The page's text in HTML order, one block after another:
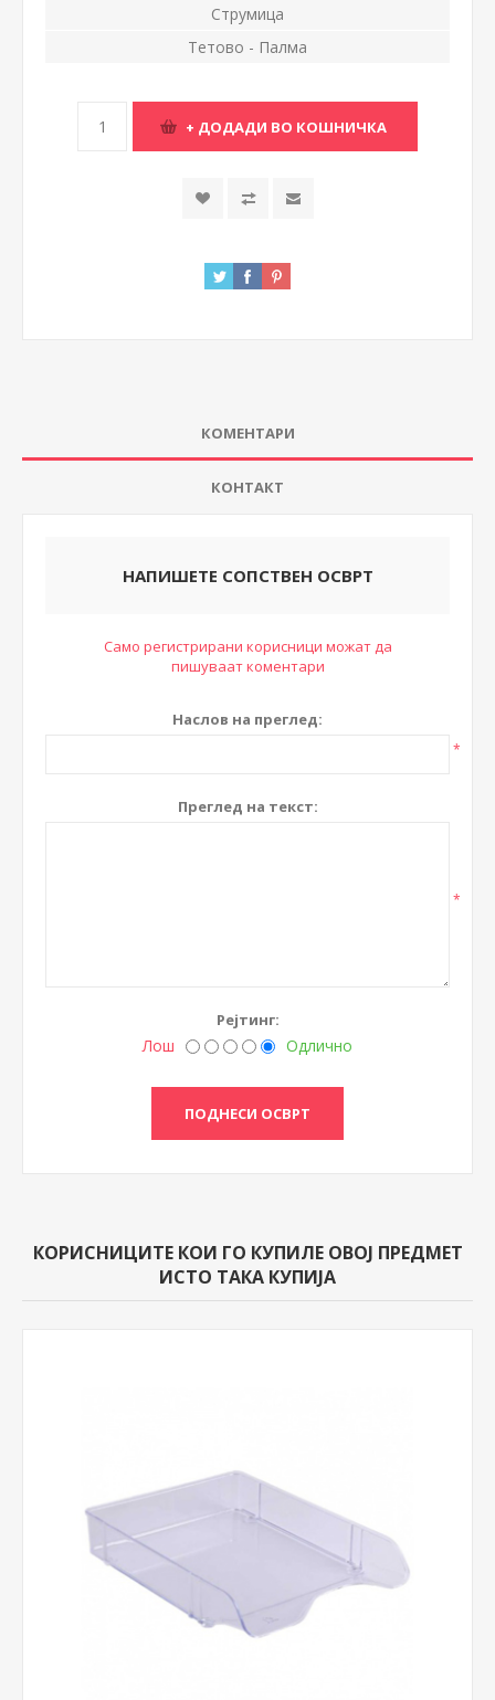
Струмица
Тетово - Палма
КОМЕНТАРИ
КОНТАКТ
НАПИШЕТЕ СОПСТВЕН ОСВРТ
Само регистрирани корисници можат да
пишуваат коментари
Наслов на преглед:
*
Преглед на текст:
*
Рејтинг:
Лош Одлично
КОРИСНИЦИТЕ КОИ ГО КУПИЛЕ ОВОЈ ПРЕДМЕТ
ИСТО ТАКА КУПИЈА